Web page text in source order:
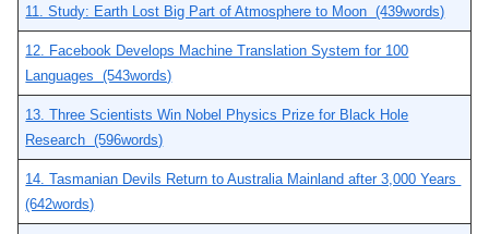
11. Study: Earth Lost Big Part of Atmosphere to Moon (439words)
12. Facebook Develops Machine Translation System for 100
Languages (543words)
13. Three Scientists Win Nobel Physics Prize for Black Hole
Research (596words)
14. Tasmanian Devils Return to Australia Mainland after 3,000 Years
(642words)